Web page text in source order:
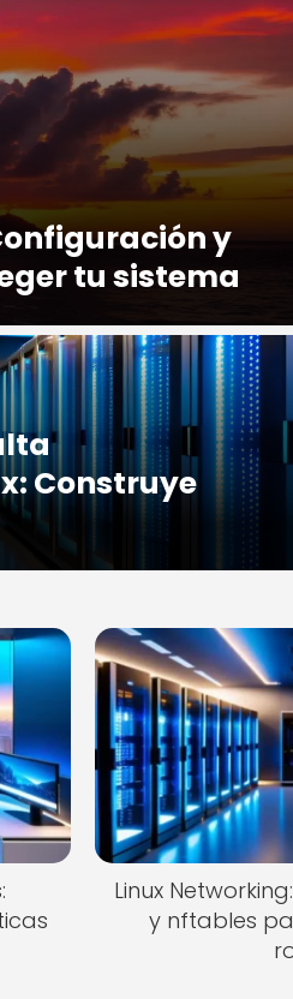
y
tu sistema
Construye
Linux
y nftables